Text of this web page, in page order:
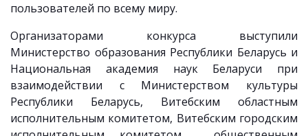
пользователей по всему миру.
Организаторами конкурса выступили
Министерство образования Республики Беларусь и
Национальная академия наук Беларуси при
взаимодействии с Министерством культуры
Республики Беларусь, Витебским областным
исполнительным комитетом, Витебским городским